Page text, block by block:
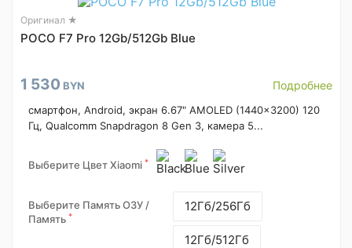
Оригинал ★
POCO F7 Pro 12Gb/512Gb Blue
1 530 BYN Подробнее
смартфон, Android, экран 6.67" AMOLED (1440x3200) 120
Гц, Qualcomm Snapdragon 8 Gen 3, камера 5...
Выберите Цвет Xiaomi *
Выберите Память ОЗУ /
Память *
12Гб/256Гб
12Гб/512Гб